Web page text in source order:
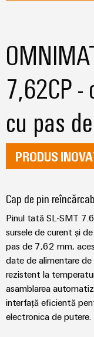
7,62CP -
cu pas
PRODUS
Cap de pin
Pinul tată SL-SMT
sursele de curent și
pas de 7,62 mm,
date de alimentare
rezistent la
asamblarea
interfață eficientă
electronica de putere.